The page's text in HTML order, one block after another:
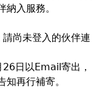
入服務。
請尚未登入的伙伴連
日以Email寄出，
再行補寄。